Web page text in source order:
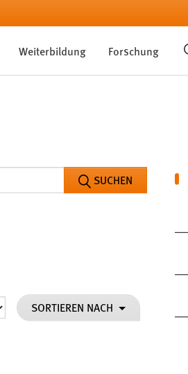
Weiterbildung Forschung
SUCHEN
SORTIEREN NACH